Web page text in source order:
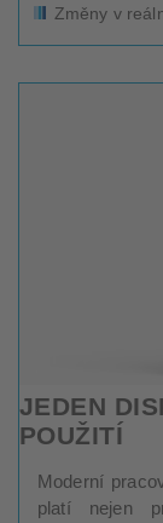
Změny v
JEDEN
POUŽITÍ
Moderní
platí nejen